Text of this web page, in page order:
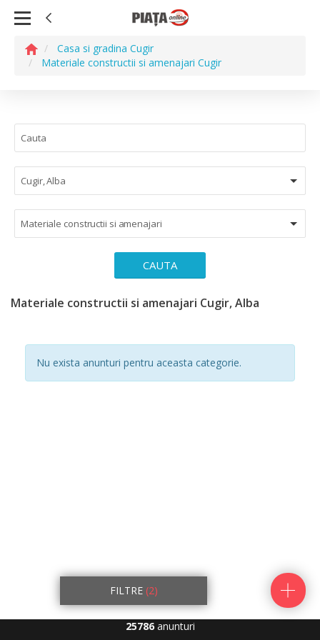
Casa si gradina Cugir
Materiale constructii si amenajari Cugir
Cugir, Alba
Materiale constructii si amenajari
CAUTA
Materiale constructii si amenajari Cugir, Alba
Nu exista anunturi pentru aceasta categorie.
FILTRE (2)
25786anunturi